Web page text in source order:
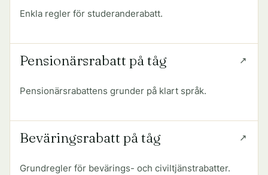
Enkla regler för studeranderabatt.
Pensionärsrabatt på tåg
Pensionärsrabattens grunder på klart språk.
Beväringsrabatt på tåg
Grundregler för bevärings- och civiltjänstrabatter.